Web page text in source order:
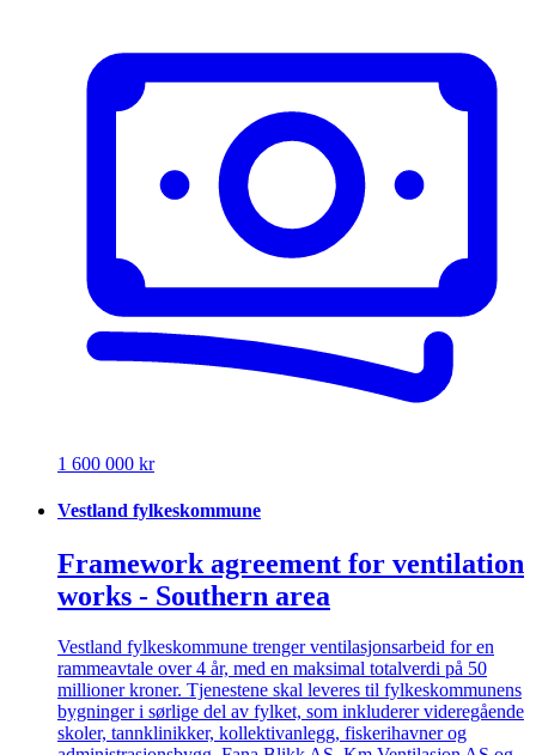
1 600 000 kr
Vestland fylkeskommune
Framework agreement for ventilation
works - Southern area
Vestland fylkeskommune trenger ventilasjonsarbeid for en
rammeavtale over 4 år, med en maksimal totalverdi på 50
millioner kroner. Tjenestene skal leveres til fylkeskommunens
bygninger i sørlige del av fylket, som inkluderer videregående
skoler, tannklinikker, kollektivanlegg, fiskerihavner og